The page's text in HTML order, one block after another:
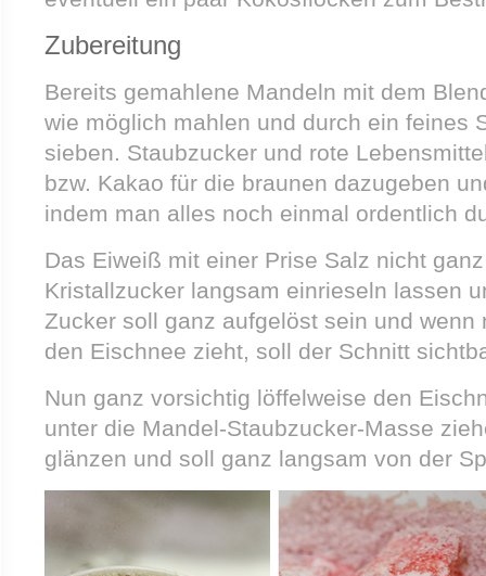
Zubereitung
Bereits gemahlene Mandeln mit dem
wie möglich mahlen und durch ein feines
sieben. Staubzucker und rote
bzw. Kakao für die braunen dazugeben
indem man alles noch einmal ordentlich
Das Eiweiß mit einer Prise Salz nicht
Kristallzucker langsam einrieseln lassen
Zucker soll ganz aufgelöst sein und wenn
den Eischnee zieht, soll der Schnitt
Nun ganz vorsichtig löffelweise den
unter die Mandel-Staubzucker-Masse
glänzen und soll ganz langsam von der